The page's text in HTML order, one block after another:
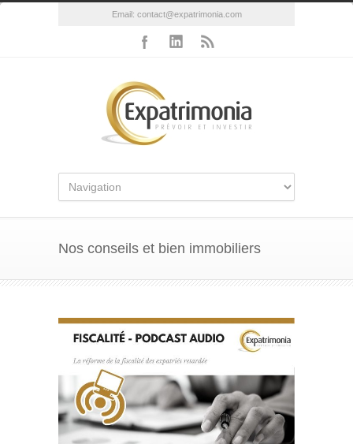
Email: contact@expatrimonia.com
Nos conseils et bien immobiliers